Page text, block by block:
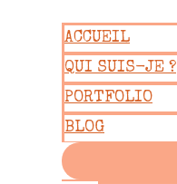
contenu
ACCUEIL
QUI SUIS-JE ?
PORTFOLIO
BLOG